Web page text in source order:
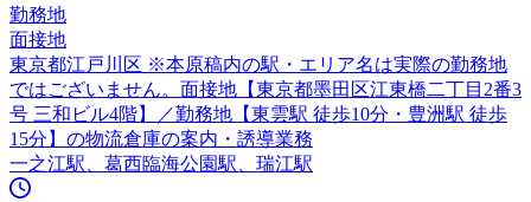
勤務地
面接地
東京都江戸川区 ※本原稿内の駅・エリア名は実際の勤務地
ではございません。面接地【東京都墨田区江東橋二丁目2番3
号 三和ビル4階】／勤務地【東雲駅 徒歩10分・豊洲駅 徒歩
15分】の物流倉庫の案内・誘導業務
一之江駅、葛西臨海公園駅、瑞江駅